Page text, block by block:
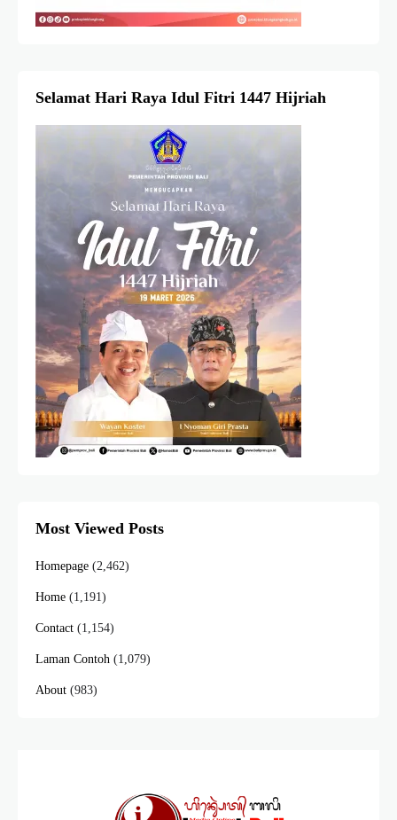
Selamat Hari Raya Idul Fitri 1447 Hijriah
Most Viewed Posts
Homepage (2,462)
Home (1,191)
Contact (1,154)
Laman Contoh (1,079)
About (983)